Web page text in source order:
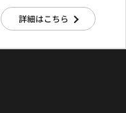
詳細はこちら